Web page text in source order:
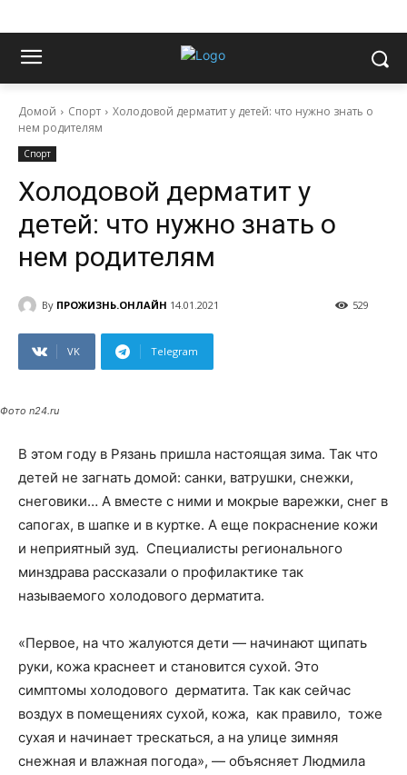
Домой Спорт
Холодовой дерматит у детей: что нужно знать о
нем родителям
Спорт
Холодовой дерматит у
детей: что нужно знать о
нем родителям
By ПРОЖИЗНЬ.ОНЛАЙН 14.01.2021 529
VK Telegram
Фото n24.ru
В этом году в Рязань пришла настоящая зима. Так что
детей не загнать домой: санки, ватрушки, снежки,
снеговики… А вместе с ними и мокрые варежки, снег в
сапогах, в шапке и в куртке. А еще покраснение кожи
и неприятный зуд. Специалисты регионального
минздрава рассказали о профилактике так
называемого холодового дерматита.
«Первое, на что жалуются дети — начинают щипать
руки, кожа краснеет и становится сухой. Это
симптомы холодового дерматита. Так как сейчас
воздух в помещениях сухой, кожа, как правило, тоже
сухая и начинает трескаться, а на улице зимняя
снежная и влажная погода», — объясняет Людмила